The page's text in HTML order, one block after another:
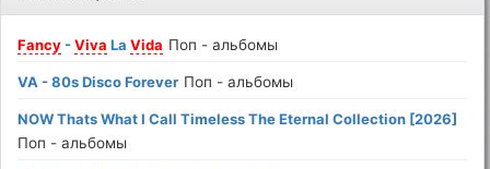
Fancy -Viva LaVida Поп - альбомы
VA - 80s Disco Forever Поп - альбомы
NOW Thats What I Call Timeless The Eternal Collection [2026]
Поп - альбомы